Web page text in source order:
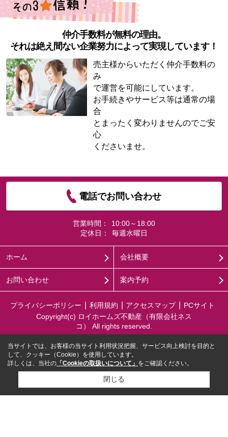
仲介手数料が無料の理由。
それは絶え間ない企業努力によって実現しています！
売主様からいただく仲介手数料の
み
で運営を可能にしています。
お手続きやサービス等は通常の場
合
とまったく変わりませんのでご安
心
くださいませ。
電話でお問い合わせ
営業時間：
10:00～18:00
定休日：
毎週水曜日
ホーム 会社概要
お問い合わせ 案内予約
プライバシーポリシー 利用規約 アクセスマップ
PCサイト
Copyright(c) ロイホームズ不動産（有限会社ネス
コ） All rights reserved.
当サイトでは、お客様の当サイト利用状況把握、サービス向上検討を目的と
して、クッキー（Cookie）を使用しています。
詳しくは、当社の 「Cookieの取扱いについて」 をご確認ください。
閉じる